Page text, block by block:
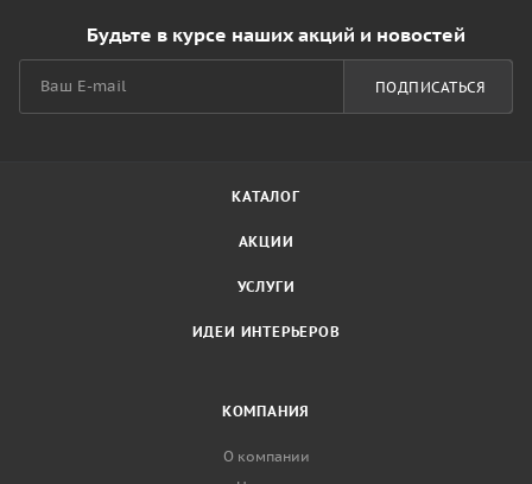
Будьте в курсе наших акций и новостей
ПОДПИСАТЬСЯ
КАТАЛОГ
АКЦИИ
УСЛУГИ
ИДЕИ ИНТЕРЬЕРОВ
КОМПАНИЯ
О компании